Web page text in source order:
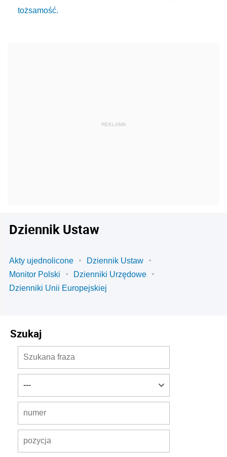
tożsamość.
Dziennik Ustaw
Akty ujednolicone
Dziennik Ustaw
Monitor Polski
Dzienniki Urzędowe
Dzienniki Unii Europejskiej
Szukaj